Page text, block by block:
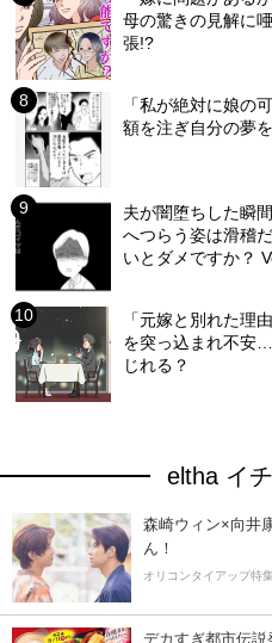
母の驚きの見解に
張!?
「私が絶対に娘の
額を注ぎ自分の夢
夫が闇堕ちした瞬
へつらう姿は滑稽
いとダメですか？
「元嫁と別れた理
を突っ込まれ不安
じれる？
eltha イ
森崎ウィン×向井
ん！
オリコンタイアップ特
デカすぎ都市伝